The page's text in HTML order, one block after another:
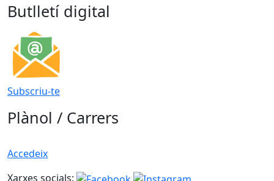
Butlletí digital
Subscriu-te
Plànol / Carrers
Accedeix
Xarxes socials: